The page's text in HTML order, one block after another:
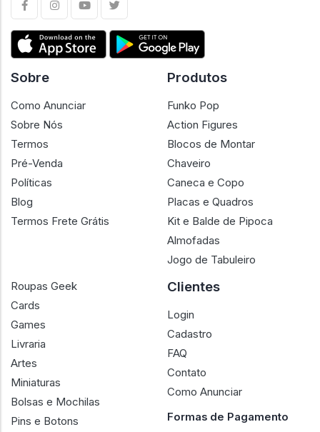
Sobre
Como Anunciar
Sobre Nós
Termos
Pré-Venda
Políticas
Blog
Termos Frete Grátis
Produtos
Funko Pop
Action Figures
Blocos de Montar
Chaveiro
Caneca e Copo
Placas e Quadros
Kit e Balde de Pipoca
Almofadas
Jogo de Tabuleiro
Roupas Geek
Cards
Games
Livraria
Artes
Miniaturas
Bolsas e Mochilas
Pins e Botons
Clientes
Login
Cadastro
FAQ
Contato
Como Anunciar
Formas de Pagamento